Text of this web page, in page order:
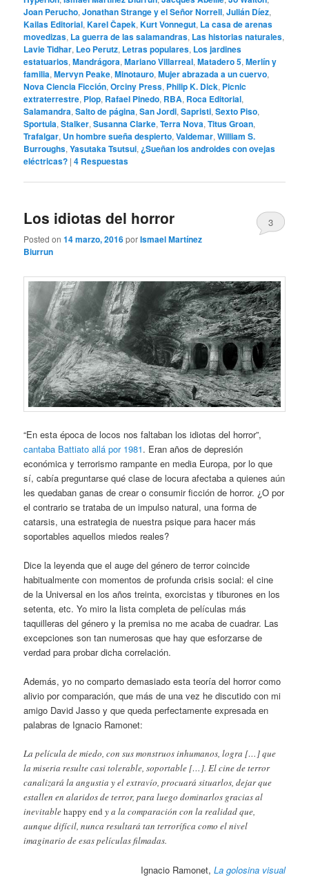
Joan Perucho,Jonathan Strange y el Señor Norrell,Julián Díez,
Kailas Editorial,Karel Čapek,Kurt Vonnegut, La casa de arenas
movedizas, La guerra de las salamandras, Las historias naturales,
Lavie Tidhar, Leo Perutz, Letras populares, Los jardines
estatuarios,Mandrágora,Mariano Villarreal,Matadero 5,Merlín y
familia,Mervyn Peake,Minotauro,Mujer abrazada a un cuervo,
Nova Ciencia Ficción,Orciny Press, Philip K. Dick, Picnic
extraterrestre, Plop, Rafael Pinedo, RBA, Roca Editorial,
Salamandra,Salto de página,San Jordi,Sapristi,Sexto Piso,
Sportula,Stalker,Susanna Clarke,Terra Nova,Titus Groan,
Trafalgar, Un hombre sueña despierto,Valdemar,William S.
Burroughs,Yasutaka Tsutsui, ¿Sueñan los androides con ovejas
eléctricas? |4 Respuestas
Los idiotas del horror
Posted on14 marzo, 2016porIsmael Martínez
Biurrun
3
“En esta época de locos nos faltaban los idiotas del horror”,
cantaba Battiato allá por 1981. Eran años de depresión
económica y terrorismo rampante en media Europa, por lo que
sí, cabía preguntarse qué clase de locura afectaba a quienes aún
les quedaban ganas de crear o consumir ficción de horror. ¿O por
el contrario se trataba de un impulso natural, una forma de
catarsis, una estrategia de nuestra psique para hacer más
soportables aquellos miedos reales?
Dice la leyenda que el auge del género de terror coincide
habitualmente con momentos de profunda crisis social: el cine
de la Universal en los años treinta, exorcistas y tiburones en los
setenta, etc. Yo miro la lista completa de películas más
taquilleras del género y la premisa no me acaba de cuadrar. Las
excepciones son tan numerosas que hay que esforzarse de
verdad para probar dicha correlación.
Además, yo no comparto demasiado esta teoría del horror como
alivio por comparación, que más de una vez he discutido con mi
amigo David Jasso y que queda perfectamente expresada en
palabras de Ignacio Ramonet:
La película de miedo, con sus monstruos inhumanos, logra […] que
la miseria resulte casi tolerable, soportable […]. El cine de terror
canalizará la angustia y el extravío, procuará situarlos, dejar que
estallen en alaridos de terror, para luego dominarlos gracias al
inevitablehappy end y a la comparación con la realidad que,
aunque difícil, nunca resultará tan terrorífica como el nivel
imaginario de esas películas filmadas.
Ignacio Ramonet, La golosina visual